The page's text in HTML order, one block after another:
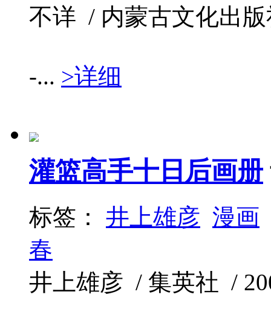
不详 / 内蒙古文化出
-... >详细
灌篮高手十日后画册
标签： 井上雄彦 漫画
春
井上雄彦 / 集英社 /